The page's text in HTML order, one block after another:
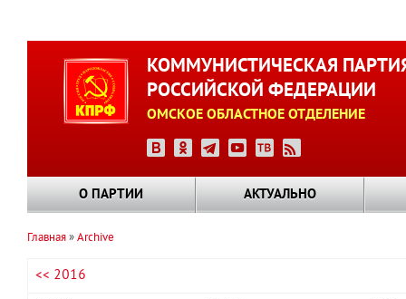
КОММУНИСТИЧЕСКАЯ
РОССИЙСКОЙ ФЕДЕРАЦИИ
ОМСКОЕ ОБЛАСТНОЕ ОТДЕЛЕНИЕ
О ПАРТИИ АКТУАЛЬНО
навигации
Главная Archive
<< 2016